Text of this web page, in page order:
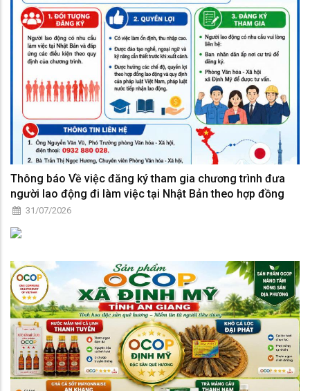
Thông báo Về việc đăng ký tham gia chương trình đưa
người lao động đi làm việc tại Nhật Bản theo hợp đồng
31/07/2026